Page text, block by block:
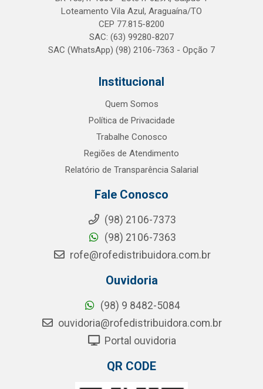
Loteamento Vila Azul, Araguaína/TO
CEP 77.815-8200
SAC: (63) 99280-8207
SAC (WhatsApp) (98) 2106-7363 - Opção 7
Institucional
Quem Somos
Política de Privacidade
Trabalhe Conosco
Regiões de Atendimento
Relatório de Transparência Salarial
Fale Conosco
(98) 2106-7373
(98) 2106-7363
rofe@rofedistribuidora.com.br
Ouvidoria
(98) 9 8482-5084
ouvidoria@rofedistribuidora.com.br
Portal ouvidoria
QR CODE